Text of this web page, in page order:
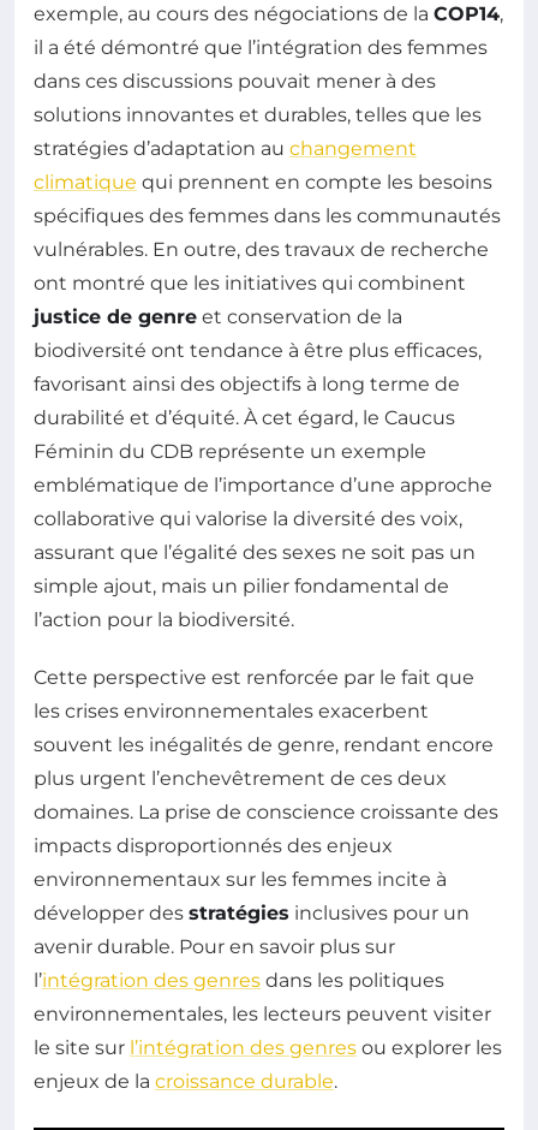
exemple, au cours des négociations de la COP14,
il a été démontré que l’intégration des femmes
dans ces discussions pouvait mener à des
solutions innovantes et durables, telles que les
stratégies d’adaptation au changement
climatique qui prennent en compte les besoins
spécifiques des femmes dans les communautés
vulnérables. En outre, des travaux de recherche
ont montré que les initiatives qui combinent
justice de genre et conservation de la
biodiversité ont tendance à être plus efficaces,
favorisant ainsi des objectifs à long terme de
durabilité et d’équité. À cet égard, le Caucus
Féminin du CDB représente un exemple
emblématique de l’importance d’une approche
collaborative qui valorise la diversité des voix,
assurant que l’égalité des sexes ne soit pas un
simple ajout, mais un pilier fondamental de
l’action pour la biodiversité.
Cette perspective est renforcée par le fait que
les crises environnementales exacerbent
souvent les inégalités de genre, rendant encore
plus urgent l’enchevêtrement de ces deux
domaines. La prise de conscience croissante des
impacts disproportionnés des enjeux
environnementaux sur les femmes incite à
développer des stratégies inclusives pour un
avenir durable. Pour en savoir plus sur
l’intégration des genres dans les politiques
environnementales, les lecteurs peuvent visiter
le site sur l’intégration des genres ou explorer les
enjeux de la croissance durable.